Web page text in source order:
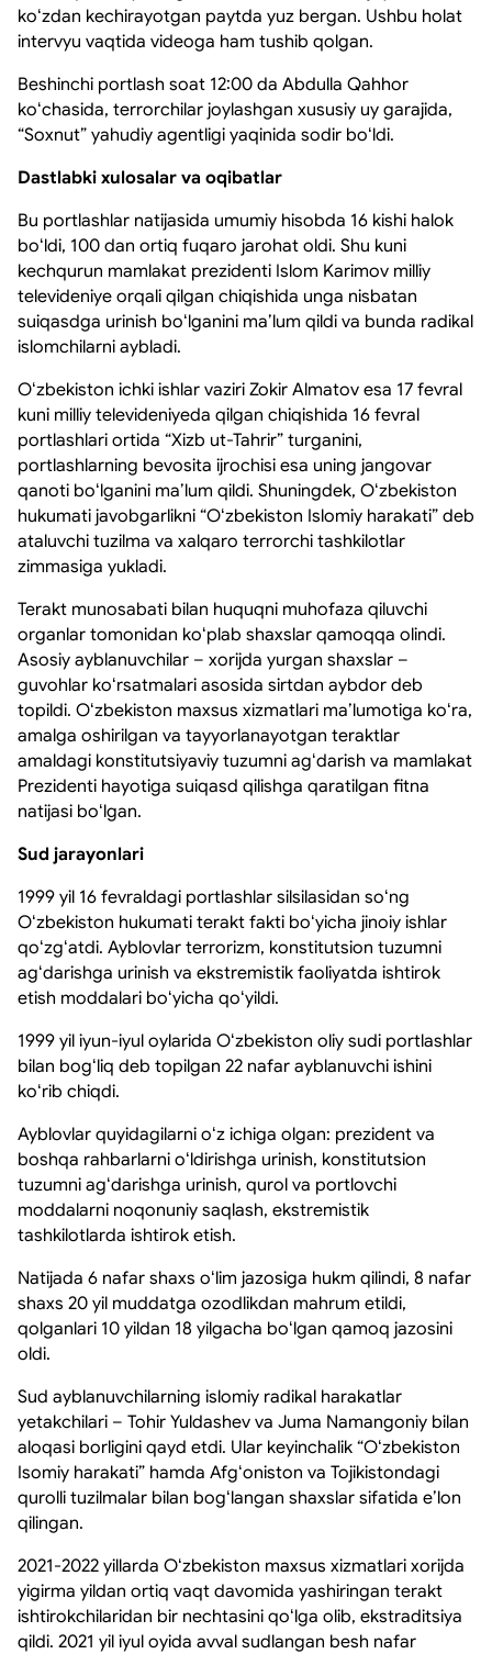
koʻzdan kechirayotgan paytda yuz bergan. Ushbu holat
intervyu vaqtida videoga ham tushib qolgan.
Beshinchi portlash soat 12:00 da Abdulla Qahhor
koʻchasida, terrorchilar joylashgan xususiy uy garajida,
“Soxnut” yahudiy agentligi yaqinida sodir boʻldi.
Dastlabki xulosalar va oqibatlar
Bu portlashlar natijasida umumiy hisobda 16 kishi halok
boʻldi, 100 dan ortiq fuqaro jarohat oldi. Shu kuni
kechqurun mamlakat prezidenti Islom Karimov milliy
televideniye orqali qilgan chiqishida unga nisbatan
suiqasdga urinish boʻlganini maʼlum qildi va bunda radikal
islomchilarni aybladi.
Oʻzbekiston ichki ishlar vaziri Zokir Almatov esa 17 fevral
kuni milliy televideniyeda qilgan chiqishida 16 fevral
portlashlari ortida “Xizb ut-Tahrir” turganini,
portlashlarning bevosita ijrochisi esa uning jangovar
qanoti boʻlganini maʼlum qildi. Shuningdek, Oʻzbekiston
hukumati javobgarlikni “Oʻzbekiston Islomiy harakati” deb
ataluvchi tuzilma va xalqaro terrorchi tashkilotlar
zimmasiga yukladi.
Terakt munosabati bilan huquqni muhofaza qiluvchi
organlar tomonidan koʻplab shaxslar qamoqqa olindi.
Asosiy ayblanuvchilar – xorijda yurgan shaxslar –
guvohlar koʻrsatmalari asosida sirtdan aybdor deb
topildi. Oʻzbekiston maxsus xizmatlari maʼlumotiga koʻra,
amalga oshirilgan va tayyorlanayotgan teraktlar
amaldagi konstitutsiyaviy tuzumni agʻdarish va mamlakat
Prezidenti hayotiga suiqasd qilishga qaratilgan fitna
natijasi boʻlgan.
Sud jarayonlari
1999 yil 16 fevraldagi portlashlar silsilasidan soʻng
Oʻzbekiston hukumati terakt fakti boʻyicha jinoiy ishlar
qoʻzgʻatdi. Ayblovlar terrorizm, konstitutsion tuzumni
agʻdarishga urinish va ekstremistik faoliyatda ishtirok
etish moddalari boʻyicha qoʻyildi.
1999 yil iyun-iyul oylarida Oʻzbekiston oliy sudi portlashlar
bilan bogʻliq deb topilgan 22 nafar ayblanuvchi ishini
koʻrib chiqdi.
Ayblovlar quyidagilarni oʻz ichiga olgan: prezident va
boshqa rahbarlarni oʻldirishga urinish, konstitutsion
tuzumni agʻdarishga urinish, qurol va portlovchi
moddalarni noqonuniy saqlash, ekstremistik
tashkilotlarda ishtirok etish.
Natijada 6 nafar shaxs oʻlim jazosiga hukm qilindi, 8 nafar
shaxs 20 yil muddatga ozodlikdan mahrum etildi,
qolganlari 10 yildan 18 yilgacha boʻlgan qamoq jazosini
oldi.
Sud ayblanuvchilarning islomiy radikal harakatlar
yetakchilari – Tohir Yuldashev va Juma Namangoniy bilan
aloqasi borligini qayd etdi. Ular keyinchalik “Oʻzbekiston
Isomiy harakati” hamda Afgʻoniston va Tojikistondagi
qurolli tuzilmalar bilan bogʻlangan shaxslar sifatida eʼlon
qilingan.
2021-2022 yillarda Oʻzbekiston maxsus xizmatlari xorijda
yigirma yildan ortiq vaqt davomida yashiringan terakt
ishtirokchilaridan bir nechtasini qoʻlga olib, ekstraditsiya
qildi. 2021 yil iyul oyida avval sudlangan besh nafar